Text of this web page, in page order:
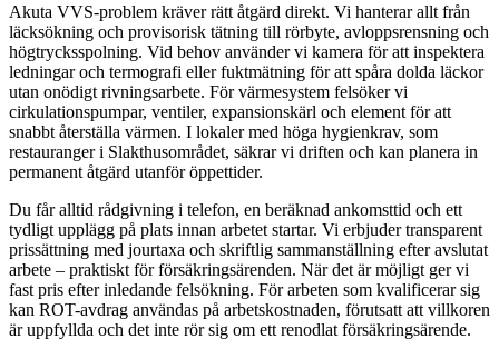
Akuta VVS-problem kräver rätt åtgärd direkt. Vi hanterar allt från
läcksökning och provisorisk tätning till rörbyte, avloppsrensning och
högtrycksspolning. Vid behov använder vi kamera för att inspektera
ledningar och termografi eller fuktmätning för att spåra dolda läckor
utan onödigt rivningsarbete. För värmesystem felsöker vi
cirkulationspumpar, ventiler, expansionskärl och element för att
snabbt återställa värmen. I lokaler med höga hygienkrav, som
restauranger i Slakthusområdet, säkrar vi driften och kan planera in
permanent åtgärd utanför öppettider.
Du får alltid rådgivning i telefon, en beräknad ankomsttid och ett
tydligt upplägg på plats innan arbetet startar. Vi erbjuder transparent
prissättning med jourtaxa och skriftlig sammanställning efter avslutat
arbete – praktiskt för försäkringsärenden. När det är möjligt ger vi
fast pris efter inledande felsökning. För arbeten som kvalificerar sig
kan ROT-avdrag användas på arbetskostnaden, förutsatt att villkoren
är uppfyllda och det inte rör sig om ett renodlat försäkringsärende.